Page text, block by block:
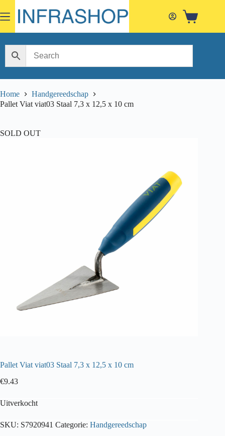
to
content
Shopping
Home
Handgereedschap
Pallet Viat viat03 Staal 7,3 x 12,5 x 10 cm
SOLD OUT
Pallet Viat viat03 Staal 7,3 x 12,5 x 10 cm
€9.43
Uitverkocht
SKU: S7920941 Categorie: Handgereedschap